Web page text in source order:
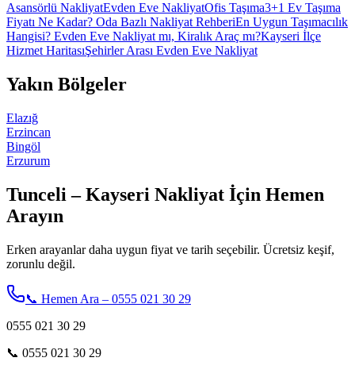
Asansörlü NakliyatEvden Eve NakliyatOfis Taşıma3+1 Ev Taşıma
Fiyatı Ne Kadar? Oda Bazlı Nakliyat RehberiEn Uygun Taşımacılık
Hangisi? Evden Eve Nakliyat mı, Kiralık Araç mı?Kayseri İlçe
Hizmet HaritasıŞehirler Arası Evden Eve Nakliyat
Yakın Bölgeler
Elazığ
Erzincan
Bingöl
Erzurum
Tunceli – Kayseri Nakliyat İçin Hemen
Arayın
Erken arayanlar daha uygun fiyat ve tarih seçebilir. Ücretsiz keşif,
zorunlu değil.
📞 Hemen Ara – 0555 021 30 29
0555 021 30 29
📞 0555 021 30 29